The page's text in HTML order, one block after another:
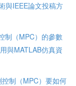
與IEEE論文投稿方
制（MPC）的參數
與MATLAB仿真資
控制（MPC）要如何